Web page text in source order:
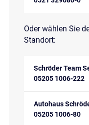
Oder wählen Sie
Standort:
Schröder Team
05205 1006-222
Autohaus
05205 1006-80